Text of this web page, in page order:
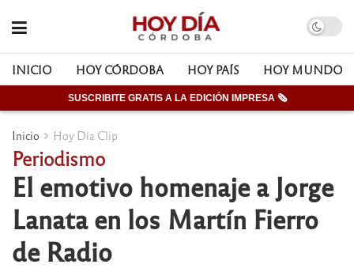
INICIO HOY CÓRDOBA HOY PAÍS HOY MUNDO
SUSCRIBITE GRATIS A LA EDICIÓN IMPRESA 🗞
Inicio Hoy Día Clip
Periodismo
El emotivo homenaje a Jorge
Lanata en los Martín Fierro
de Radio